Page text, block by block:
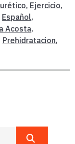
, Ejercicio,
Español,
Acosta,
Prehidratacion,